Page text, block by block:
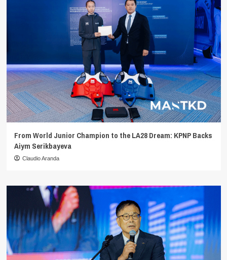
From World Junior Champion to the LA28 Dream: KPNP Backs
Aiym Serikbayeva
Claudio Aranda